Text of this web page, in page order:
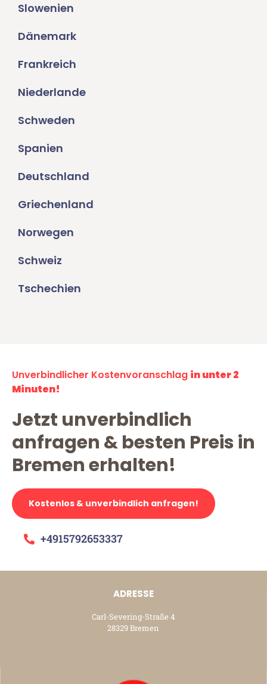
Slowenien
Dänemark
Frankreich
Niederlande
Schweden
Spanien
Deutschland
Griechenland
Norwegen
Schweiz
Tschechien
Unverbindlicher Kostenvoranschlag in unter 2
Minuten!
Jetzt unverbindlich
anfragen & besten Preis in
Bremen erhalten!
Kostenlos & unverbindlich anfragen!
+4915792653337
ADRESSE
Carl-Severing-Straße 4
28329 Bremen